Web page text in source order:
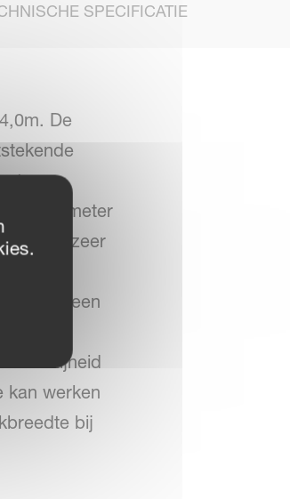
SPECIFICATIE
De
een
de diameter
zeer
en een
kan werken
bij